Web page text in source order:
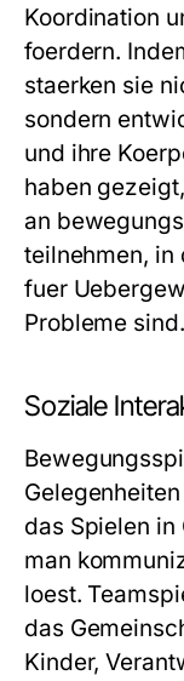
Koordination
foerdern.
staerken sie
sondern
und ihre
haben
an
teilnehmen, in
fuer
Probleme sind.
Soziale
das Spielen in
man
loest.
das
Kinder,